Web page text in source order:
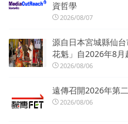
資哲學
2026/08/07
源自日本宮城縣仙
花魁」自2026年8月
2026/08/06
遠傳召開2026年第
2026/08/06